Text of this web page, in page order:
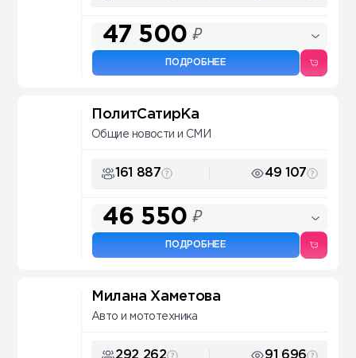
47 500 ₽
ПОДРОБНЕЕ
ПолитСатирКа
Общие новости и СМИ
161 887 49 107
46 550 ₽
ПОДРОБНЕЕ
Милана Хаметова
Авто и мототехника
292 262 91 696